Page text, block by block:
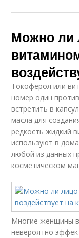
Можно ли
Токоферол или
номер один
встретить в
масла для
редкость жидкий
используют в
любой из данных
косметическом
Многие женщины
невероятно